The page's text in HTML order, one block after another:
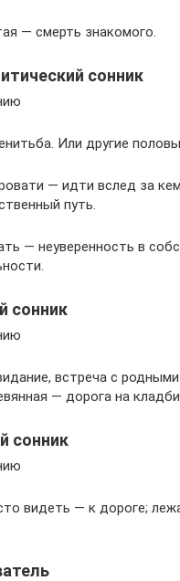
— смерть знакомого.
сонник
Или другие
— идти вслед за
путь.
— неуверенность в
сонник
встреча с
— дорога на
сонник
видеть — к дороге;